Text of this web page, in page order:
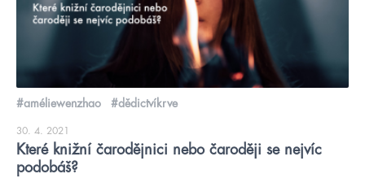
#améliewenzhao #dědictvíkrve
30. 4. 2021
Které knižní čarodějnici nebo čaroději se nejvíc
podobáš?